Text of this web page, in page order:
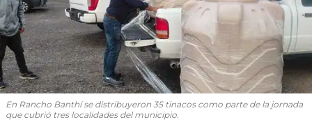
En Rancho Banthí se distribuyeron 35 tinacos como parte de la jornada
que cubrió tres localidades del municipio.